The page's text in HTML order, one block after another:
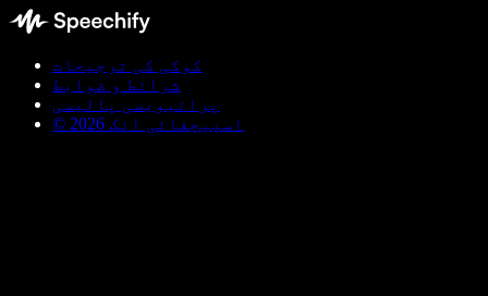
کوکی کی ترجیحات
شرائط و ضوابط
پرائیویسی پالیسی
© اسپیچفائی انک 2026